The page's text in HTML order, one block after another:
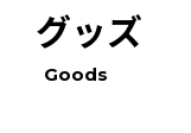
グッズ
Goods